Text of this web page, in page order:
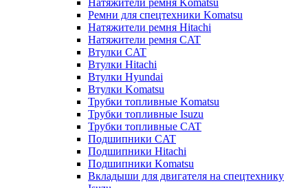
Натяжители ремня Komatsu
Ремни для спецтехники Komatsu
Натяжители ремня Hitachi
Натяжители ремня CAT
Втулки CAT
Втулки Hitachi
Втулки Hyundai
Втулки Komatsu
Трубки топливные Komatsu
Трубки топливные Isuzu
Трубки топливные CAT
Подшипники CAT
Подшипники Hitachi
Подшипники Komatsu
Вкладыши для двигателя на спецтехнику